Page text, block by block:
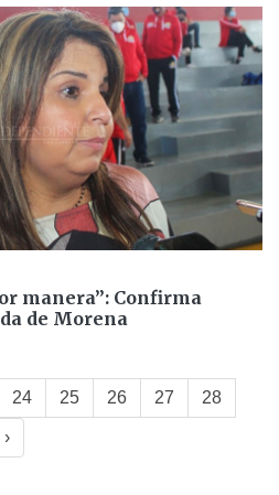
manera”: Confirma
de Morena
24 25 26 27 28
›